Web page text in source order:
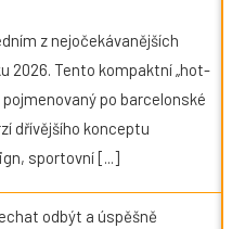
z nejočekávanějších
2026. Tento kompaktní „hot-
po barcelonské
dřívějšího konceptu
sportovní[...]
odbýt a úspěšně